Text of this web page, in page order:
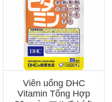
Viên uống DHC
Vitamin Tổng Hợp